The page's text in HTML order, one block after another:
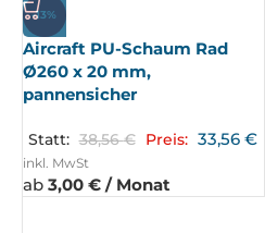
-13%
Aircraft PU-Schaum Rad
Ø260 x 20 mm,
pannensicher
Statt: 38,56€ Preis: 33,56 €
inkl. MwSt
ab 3,00 € / Monat